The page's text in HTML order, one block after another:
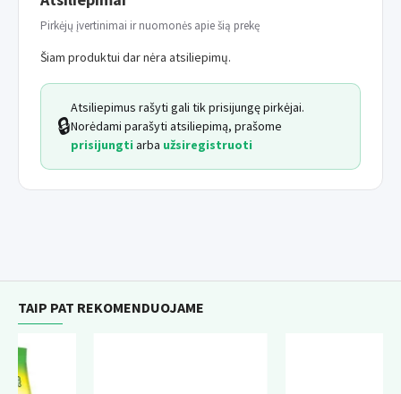
Pirkėjų įvertinimai ir nuomonės apie šią prekę
Šiam produktui dar nėra atsiliepimų.
🔒
Atsiliepimus rašyti gali tik prisijungę pirkėjai.
Norėdami parašyti atsiliepimą, prašome
prisijungti arba užsiregistruoti
TAIP PAT REKOMENDUOJAME